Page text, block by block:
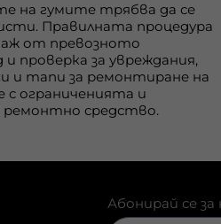
на гумите трябва да се
Правилната процедура
от превозното
проверка за увреждания,
и тапи за ремонтиране на
ограниченията и
ремонтно средство.
Абонирай се